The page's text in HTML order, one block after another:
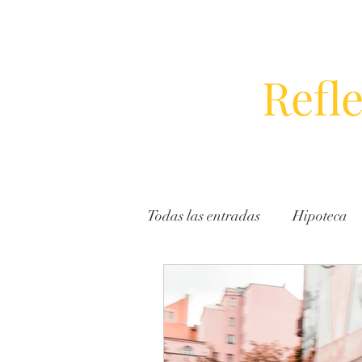
Todas las entradas Hipoteca
Acoso Laboral
Extranjería Residencia